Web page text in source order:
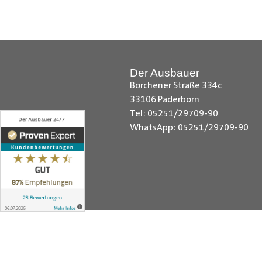
Laderaumverkleidung, Peugeot
Laderaumverkleidung, Toyota
Laderaumverkleidung,VW
Cargo Laderaumverkleidung,
VW T5 Laderaumverkleidung ,
Der Ausbauer
Borchener Straße 334c
33106 Paderborn
Tel: 05251/29709-90
WhatsApp: 05251/29709-90